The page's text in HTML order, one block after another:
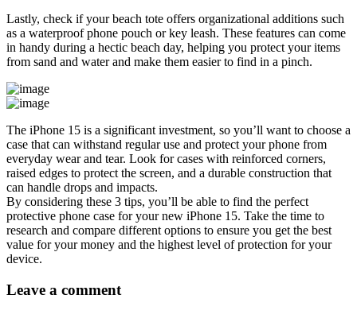
Lastly, check if your beach tote offers organizational additions such
as a waterproof phone pouch or key leash. These features can come
in handy during a hectic beach day, helping you protect your items
from sand and water and make them easier to find in a pinch.
The iPhone 15 is a significant investment, so you’ll want to choose a
case that can withstand regular use and protect your phone from
everyday wear and tear. Look for cases with reinforced corners,
raised edges to protect the screen, and a durable construction that
can handle drops and impacts.
By considering these 3 tips, you’ll be able to find the perfect
protective phone case for your new iPhone 15. Take the time to
research and compare different options to ensure you get the best
value for your money and the highest level of protection for your
device.
Leave a comment